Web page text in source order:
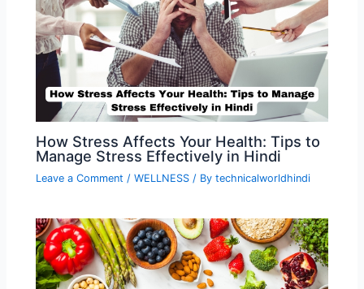
How Stress Affects Your Health: Tips to
Manage Stress Effectively in Hindi
Leave a Comment /WELLNESS / Bytechnicalworldhindi